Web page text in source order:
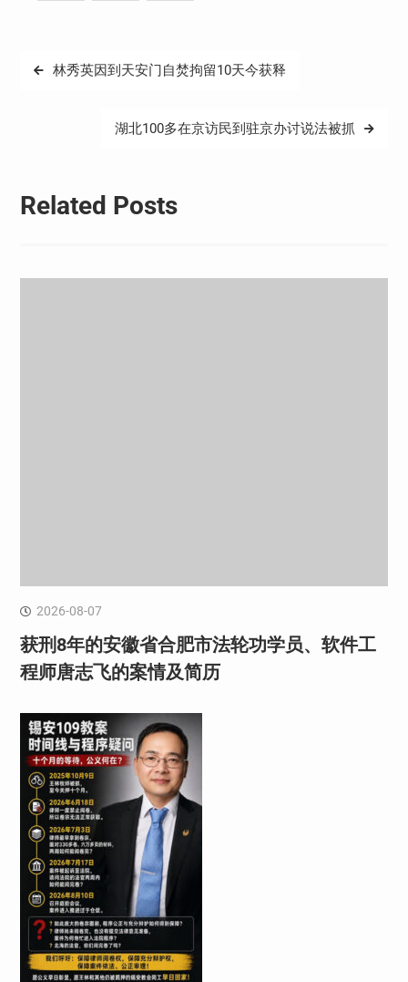
文
林秀英因到天安门自焚拘留10天今获释
湖北100多在京访民到驻京办讨说法被抓
Related Posts
2026-08-07
获刑8年的安徽省合肥市法轮功学员、软件工
程师唐志飞的案情及简历